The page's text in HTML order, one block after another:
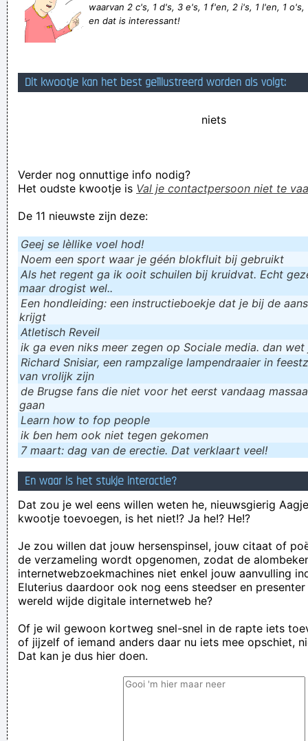
Even aan iedereen die me wilt verwijderen of blokkeren even
dit: het is geen vliegveld hier, je hoeft je vertrek niet aan te
Geej se lèllike voel hod!
waarvan 2 c's, 1 d's, 3 e's, 1 f'en, 2 i's, 1 l'en, 1
en dat is interessant!
Dit kwootje kan het best geïllustreerd worden als volgt:
niets
Verder nog onnuttige info nodig?
Het oudste kwootje is Val je contactpersoon niet te
De 11 nieuwste zijn deze:
Geej se lèllike voel hod!
Noem een sport waar je géén blokfluit bij gebruikt
Als het regent ga ik ooit schuilen bij kruidvat. Echt
maar drogist wel..
Een hondleiding: een instructieboekje dat je bij de
krijgt
Atletisch Reveil
ik ga even niks meer zegen op Sociale media. dan
Richard Snisiar, een rampzalige lampendraaier in
van vrolijk zijn
de Brugse fans die niet voor het eerst vandaag
gaan
Learn how to fop people
ik ɓen hem ook niet tegen gekomen
7 maart: dag van de erectie. Dat verklaart veel!
En waar is het stukje interactie?
Dat zou je wel eens willen weten he, nieuwsgierig
kwootje toevoegen, is het niet!? Ja he!? He!?
Je zou willen dat jouw hersenspinsel, jouw citaat of
de verzameling wordt opgenomen, zodat de
internetwebzoekmachines niet enkel jouw aanvulling
Eluterius daardoor ook nog eens steedser en
wereld wijde digitale internetweb he?
Of je wil gewoon kortweg snel-snel in de rapte iets
of jijzelf of iemand anders daar nu iets mee opschiet,
Dat kan je dus hier doen.